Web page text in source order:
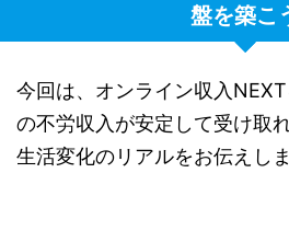
盤を築こ
今回は、オンライン収入
の不労収入が安定して受け取
生活変化のリアルをお伝えしま